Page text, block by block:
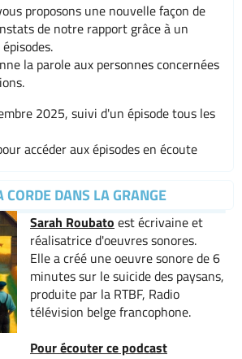
proposons une nouvelle façon de
de notre rapport grâce à un
la parole aux personnes concernées
2025, suivi d'un épisode tous les
accéder aux épisodes en écoute
CORDE DANS LA GRANGE
Sarah Roubato est écrivaine et
réalisatrice d'oeuvres sonores.
Elle a créé une oeuvre sonore de 6
minutes sur le suicide des paysans,
produite par la RTBF, Radio
télévision belge francophone.
Pour écouter ce podcast